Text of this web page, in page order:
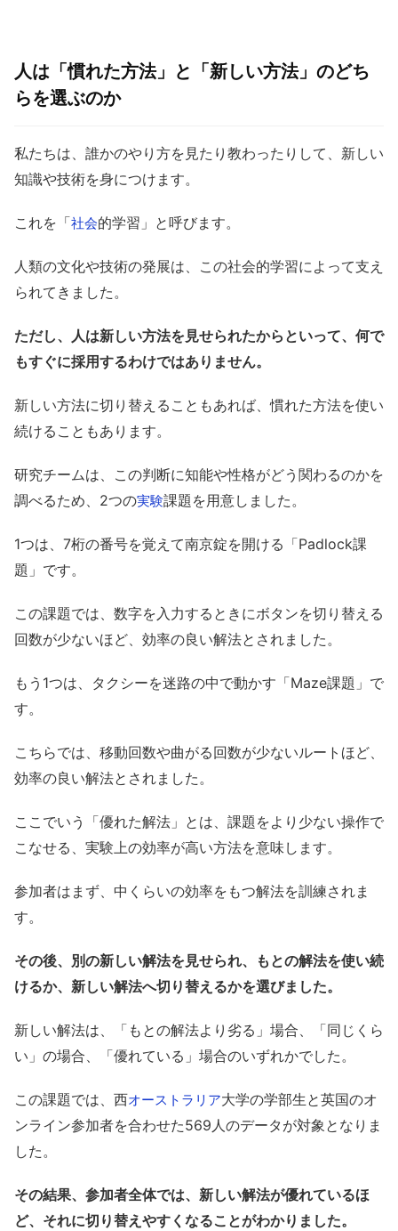
人は「慣れた方法」と「新しい方法」のどち
らを選ぶのか
私たちは、誰かのやり方を見たり教わったりして、新しい
知識や技術を身につけます。
これを「社会的学習」と呼びます。
人類の文化や技術の発展は、この社会的学習によって支え
られてきました。
ただし、人は新しい方法を見せられたからといって、何で
もすぐに採用するわけではありません。
新しい方法に切り替えることもあれば、慣れた方法を使い
続けることもあります。
研究チームは、この判断に知能や性格がどう関わるのかを
調べるため、2つの実験課題を用意しました。
1つは、7桁の番号を覚えて南京錠を開ける「Padlock課
題」です。
この課題では、数字を入力するときにボタンを切り替える
回数が少ないほど、効率の良い解法とされました。
もう1つは、タクシーを迷路の中で動かす「Maze課題」で
す。
こちらでは、移動回数や曲がる回数が少ないルートほど、
効率の良い解法とされました。
ここでいう「優れた解法」とは、課題をより少ない操作で
こなせる、実験上の効率が高い方法を意味します。
参加者はまず、中くらいの効率をもつ解法を訓練されま
す。
その後、別の新しい解法を見せられ、もとの解法を使い続
けるか、新しい解法へ切り替えるかを選びました。
新しい解法は、「もとの解法より劣る」場合、「同じくら
い」の場合、「優れている」場合のいずれかでした。
この課題では、西オーストラリア大学の学部生と英国のオ
ンライン参加者を合わせた569人のデータが対象となりま
した。
その結果、参加者全体では、新しい解法が優れているほ
ど、それに切り替えやすくなることがわかりました。